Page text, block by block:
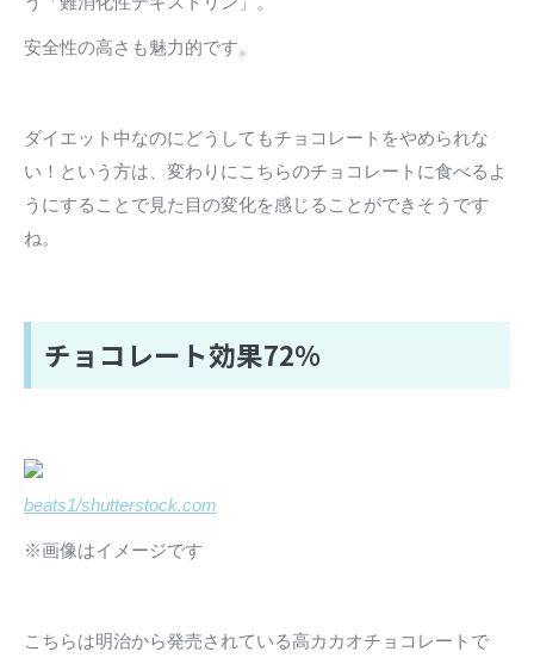
安全性の高さも魅力的です。
ダイエット中なのにどうしてもチョコレートをやめられな
い！という方は、変わりにこちらのチョコレートに食べるよ
うにすることで見た目の変化を感じることができそうです
ね。
チョコレート効果72%
beats1/shutterstock.com
※画像はイメージです
こちらは明治から発売されている高カカオチョコレートで